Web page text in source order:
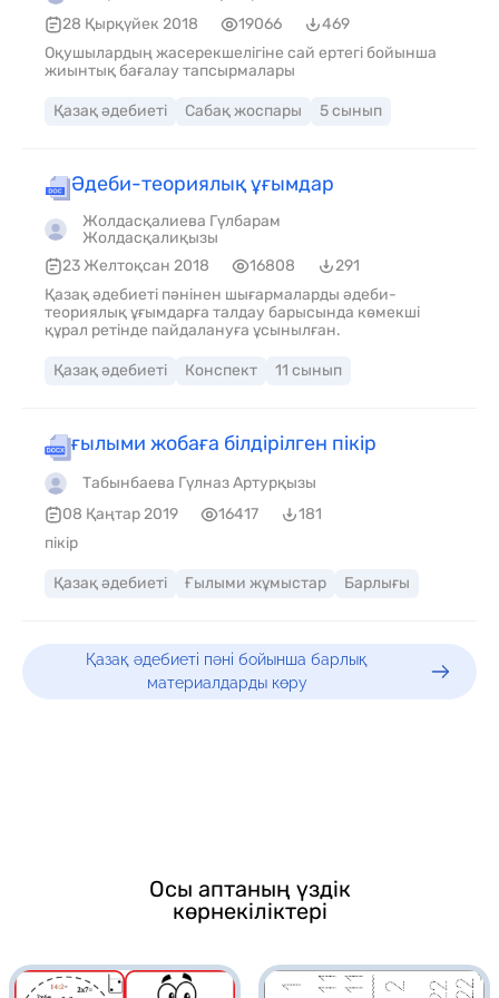
28 Қырқүйек 2018
19066
469
Оқушылардың жасерекшелігіне сай ертегі бойынша
жиынтық бағалау тапсырмалары
Қазақ әдебиеті Сабақ жоспары 5 сынып
Әдеби-теориялық ұғымдар
Жолдасқалиева Гүлбарам
Жолдасқалиқызы
23 Желтоқсан 2018
16808
291
Қазақ әдебиеті пәнінен шығармаларды әдеби-
теориялық ұғымдарға талдау барысында көмекші
құрал ретінде пайдалануға ұсынылған.
Қазақ әдебиеті Конспект 11 сынып
ғылыми жобаға білдірілген пікір
Табынбаева Гүлназ Артурқызы
08 Қаңтар 2019
16417
181
пікір
Қазақ әдебиеті Ғылыми жұмыстар Барлығы
Қазақ әдебиеті пәні бойынша барлық
материалдарды көру
Осы аптаның үздік
көрнекіліктері